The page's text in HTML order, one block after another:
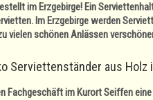
im Erzgebirge! Ein
Im Erzgebirge werden
vielen schönen Anlässen
Serviettenständer aus
Fachgeschäft im Kurort Seiffen